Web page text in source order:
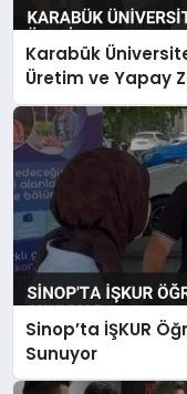
Karabük
Üretim ve Yapay
Sinop’ta İŞKUR
Sunuyor